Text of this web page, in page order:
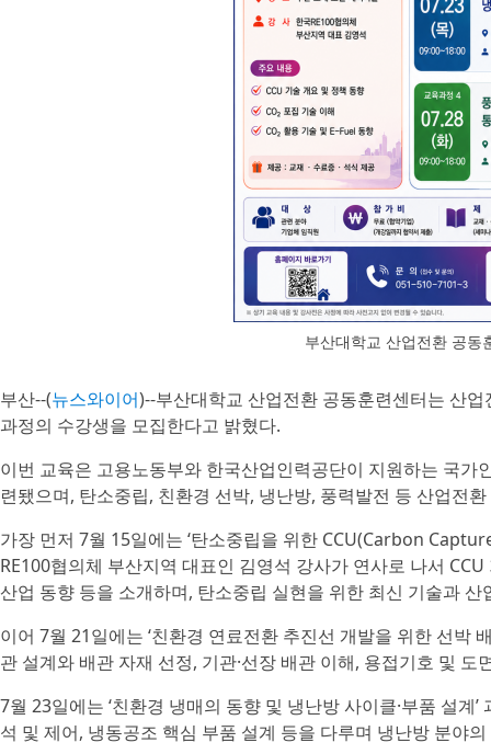
부산대학교 산업전환 공동
부산--(뉴스와이어)--부산대학교 산업전환 공동훈련센터는 산
과정의 수강생을 모집한다고 밝혔다.
이번 교육은 고용노동부와 한국산업인력공단이 지원하는 국
련됐으며, 탄소중립, 친환경 선박, 냉난방, 풍력발전 등 산업전
가장 먼저 7월 15일에는 ‘탄소중립을 위한 CCU(Carbon
RE100협의체 부산지역 대표인 김영석 강사가 연사로 나서
산업 동향 등을 소개하며, 탄소중립 실현을 위한 최신 기술과
이어 7월 21일에는 ‘친환경 연료전환 추진선 개발을 위한 선박
관 설계와 배관 자재 선정, 기관·선장 배관 이해, 용접기호 및
7월 23일에는 ‘친환경 냉매의 동향 및 냉난방 사이클·부품 설
석 및 제어, 냉동공조 핵심 부품 설계 등을 다루며 냉난방 분야